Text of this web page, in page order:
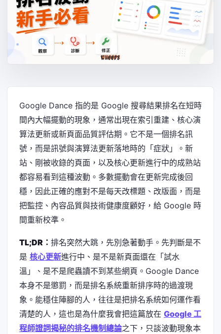
Google Dance 指的是 Google 搜尋結果排名在短時
間內大幅擺動的現象，通常出現在索引重建、核心演
算法更新或新頁面品質評估期。它不是一個排名訊
號，而是訊號與演算法更新落地時的「症狀」。新
站、剛被收錄的頁面，以及核心更新進行中的成熟站
都容易看到這種波動。多數擺動會在更新完成後回
穩，因此正確的應對不是每天改標題、改版面，而是
把監控、內容品質與技術健康度顧好，給 Google 時
間重新校準。
TL;DR： 排名突然大跳，先別急著動手。先判斷是不
是 核心更新進行中、是不是新頁面還在「試水
溫」、是不是爬蟲讀不到某些網頁。Google Dance
本身不是懲罰，而是排名系統重新排序時的過渡現
象。能穩住陣腳的人，往往是把排名系統如何運作看
清楚的人，這也是為什麼我會把這篇放在 Google 工
程師證詞揭秘的排名機制總論之下，只談波動現象本